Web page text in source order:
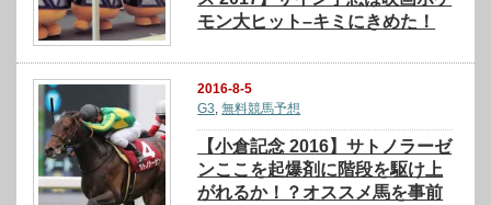
モン大ヒット–キミにきめた！
2016-8-5
G3,無料競馬予想
【小倉記念 2016】サトノラーゼ
ンここを起爆剤に階段を駆け上
がれるか！？オススメ馬を事前